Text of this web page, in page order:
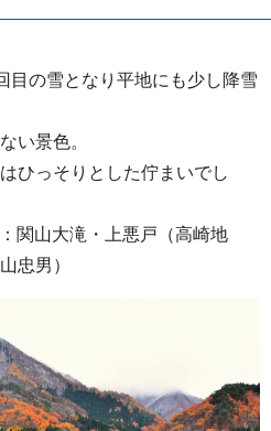
目の雪となり平地にも少し降雪
い景色。
ひっそりとした佇まいでし
関山大滝・上悪戸（高崎地
忠男）